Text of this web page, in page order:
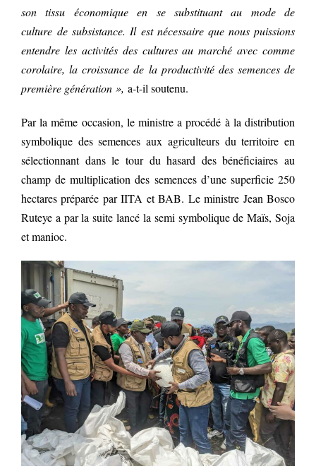
son tissu économique en se substituant au mode de
culture de subsistance. Il est nécessaire que nous puissions
entendre les activités des cultures au marché avec comme
corolaire, la croissance de la productivité des semences de
première génération », a-t-il soutenu.
Par la même occasion, le ministre a procédé à la distribution
symbolique des semences aux agriculteurs du territoire en
sélectionnant dans le tour du hasard des bénéficiaires au
champ de multiplication des semences d’une superficie 250
hectares préparée par IITA et BAB. Le ministre Jean Bosco
Ruteye a par la suite lancé la semi symbolique de Maïs, Soja
et manioc.